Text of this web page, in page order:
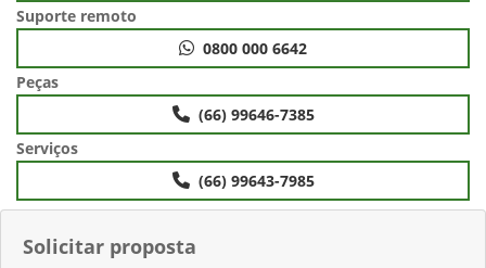
Solicitar proposta
Suporte remoto
0800 000 6642
Peças
(66) 99646-7385
Serviços
(66) 99643-7985